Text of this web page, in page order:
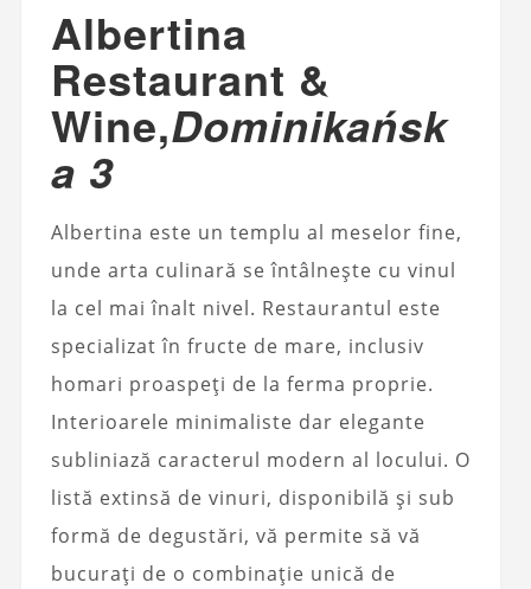
Albertina
Restaurant &
Wine,Dominikańsk
a 3
Albertina este un templu al meselor fine,
unde arta culinară se întâlnește cu vinul
la cel mai înalt nivel. Restaurantul este
specializat în fructe de mare, inclusiv
homari proaspeți de la ferma proprie.
Interioarele minimaliste dar elegante
subliniază caracterul modern al locului. O
listă extinsă de vinuri, disponibilă și sub
formă de degustări, vă permite să vă
bucurați de o combinație unică de